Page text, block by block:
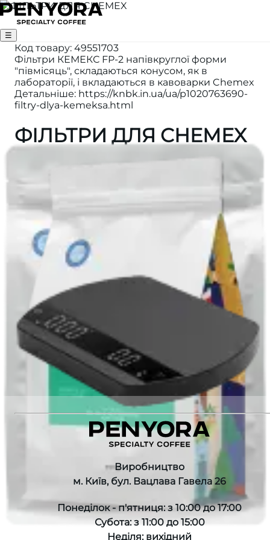
☰
Код товару: 49551703
Фільтри КЕМЕКС FP-2 напівкруглої форми
"півмісяць", складаються конусом, як в
лабораторії, і вкладаються в кавоварки Chemex
Детальніше: https://knbk.in.ua/ua/p1020763690-
filtry-dlya-kemeksa.html
ФІЛЬТРИ ДЛЯ CHEMEX
АКСЕСУАРИ
Кількість
Бренд:
CHEMEX
Розмір
Немає в наявності
Немає в наявності
Рекомендуємо також
KENYA MUCHAGARА AB FILTER
KENYA ICHAMAMA AA FILTER
COLOMBIA DECAF ESPRESSO
FELICITA ARC COFFEE SCALES
Виробництво
м. Київ, бул. Вацлава Гавела 26
Понеділок - п'ятниця: з 10:00 до 17:00
Субота: з 11:00 до 15:00
Неділя: вихідний